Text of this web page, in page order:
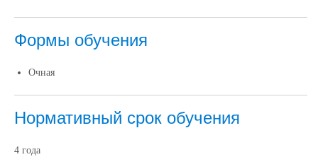
Формы обучения
Очная
Нормативный срок обучения
4 года